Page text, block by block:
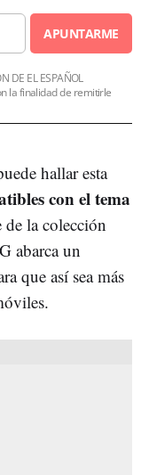
APUNTARME
DE EL ESPAÑOL
la finalidad de remitirle
hallar esta
con el tema
la colección
abarca un
que así sea más